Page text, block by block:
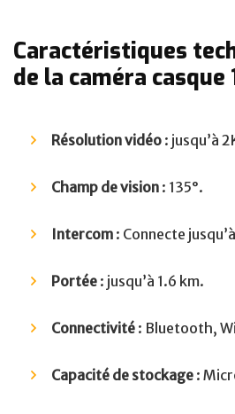
Caractéristiques
de la caméra casque
Résolution vidéo : jusqu’à
Champ de vision : 135°.
Intercom : Connecte
Portée : jusqu’à 1.6 km.
Connectivité : Bluetooth,
Capacité de stockage :